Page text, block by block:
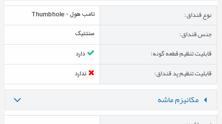
نوع قنداق: تامب هول - Thumbhole
جنس قنداق: سنتتیک
قابلیت تنظیم قطعه گونه: دارد
قابلیت تنظیم پد قنداق: ندارد
مکانیزم ماشه